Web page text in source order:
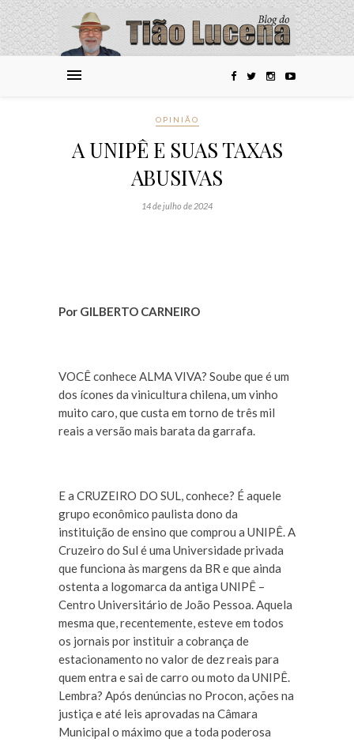
OPINIÃO
A UNIPÊ E SUAS TAXAS
ABUSIVAS
14 de julho de 2024
Por GILBERTO CARNEIRO
VOCÊ conhece ALMA VIVA? Soube que é um
dos ícones da vinicultura chilena, um vinho
muito caro, que custa em torno de três mil
reais a versão mais barata da garrafa.
E a CRUZEIRO DO SUL, conhece? É aquele
grupo econômico paulista dono da
instituição de ensino que comprou a UNIPÊ. A
Cruzeiro do Sul é uma Universidade privada
que funciona às margens da BR e que ainda
ostenta a logomarca da antiga UNIPÊ –
Centro Universitário de João Pessoa. Aquela
mesma que, recentemente, esteve em todos
os jornais por instituir a cobrança de
estacionamento no valor de dez reais para
quem entra e sai de carro ou moto da UNIPÊ.
Lembra? Após denúncias no Procon, ações na
justiça e até leis aprovadas na Câmara
Municipal o máximo que a toda poderosa